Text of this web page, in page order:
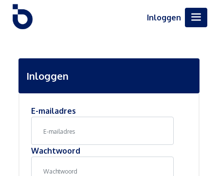
Inloggen
Inloggen
E-mailadres
Wachtwoord